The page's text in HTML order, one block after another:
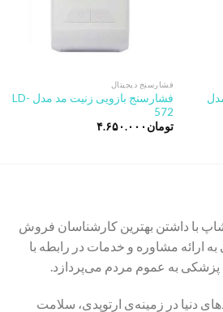
فشارسنج دیجیتال
فشارسنج بازویی زنیت مد مدل LD-
572
تومان ۴.۶۵۰.۰۰۰
شاپ با داشتن بهترین کارشناسان فروش
ارائه مشاوره و خدمات در رابطه با
به عموم مردم می‌پردازد.
دنیا در زمینه‌ی ارتوپدی، سلامت